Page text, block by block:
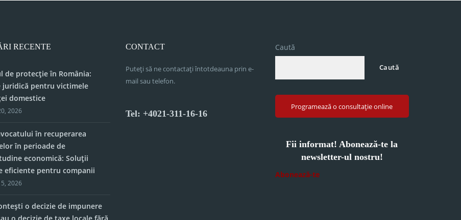
RECENTE
de protecție în România:
juridică pentru victimele
domestice
2026
în recuperarea
în perioade de
economică: Soluții
eficiente pentru companii
2026
o decizie de impunere
CONTACT
Puteți să ne contactați întotdeauna prin e-
mail sau telefon.
Tel: +4021-311-16-16
Caută
Caută
Programează o consultație online
Fii informat! Abonează-te la
newsletter-ul nostru!
Abonează-te